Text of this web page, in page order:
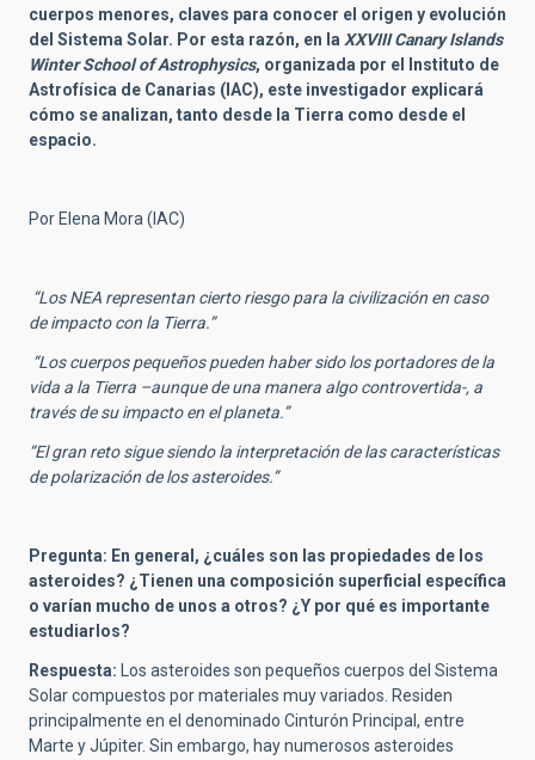
cuerpos menores, claves para conocer el origen y evolución
del Sistema Solar. Por esta razón, en la XXVIII Canary Islands
Winter School of Astrophysics, organizada por el Instituto de
Astrofísica de Canarias (IAC), este investigador explicará
cómo se analizan, tanto desde la Tierra como desde el
espacio.
Por Elena Mora (IAC)
“Los NEA representan cierto riesgo para la civilización en caso
de impacto con la Tierra.”
“Los cuerpos pequeños pueden haber sido los portadores de la
vida a la Tierra –aunque de una manera algo controvertida-, a
través de su impacto en el planeta.”
“El gran reto sigue siendo la interpretación de las características
de polarización de los asteroides.”
Pregunta: En general, ¿cuáles son las propiedades de los
asteroides? ¿Tienen una composición superficial específica
o varían mucho de unos a otros? ¿Y por qué es importante
estudiarlos?
Respuesta: Los asteroides son pequeños cuerpos del Sistema
Solar compuestos por materiales muy variados. Residen
principalmente en el denominado Cinturón Principal, entre
Marte y Júpiter. Sin embargo, hay numerosos asteroides